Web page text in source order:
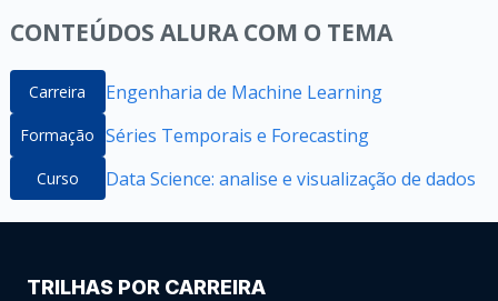
CONTEÚDOS ALURA COM O TEMA
Carreira Engenharia de Machine Learning
Formação Séries Temporais e Forecasting
Curso Data Science: analise e visualização de dados
TRILHAS POR CARREIRA